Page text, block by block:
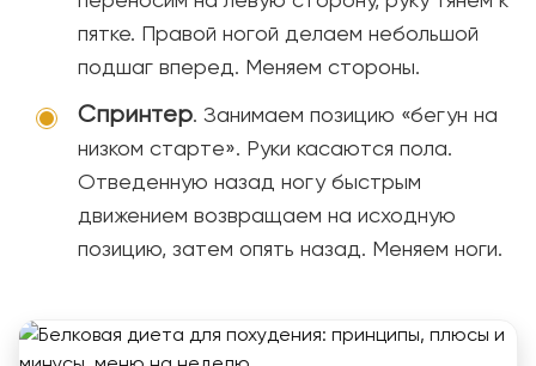
пятке. Правой ногой делаем небольшой
подшаг вперед. Меняем стороны.
Спринтер. Занимаем позицию «бегун на
низком старте». Руки касаются пола.
Отведенную назад ногу быстрым
движением возвращаем на исходную
позицию, затем опять назад. Меняем ноги.